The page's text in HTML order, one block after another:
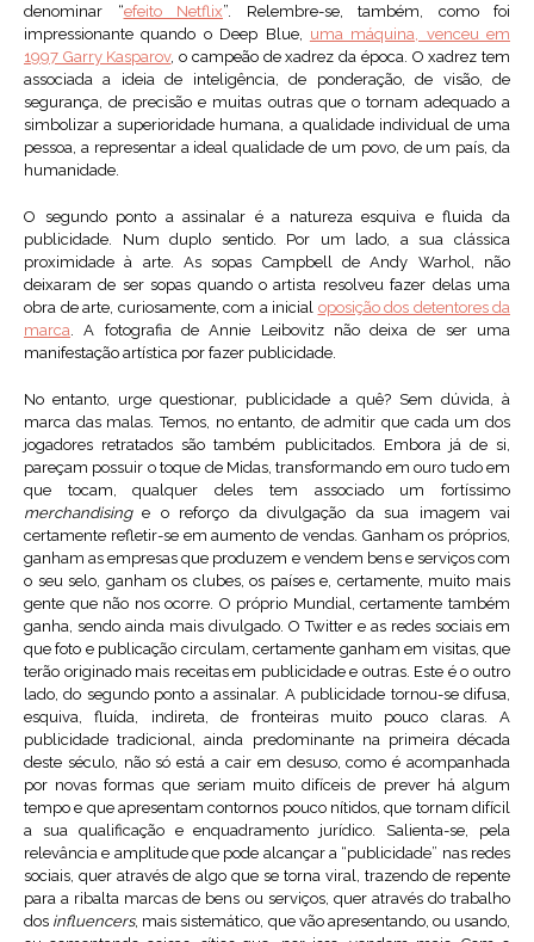
denominar “efeito Netflix”. Relembre-se, também, como foi
impressionante quando o Deep Blue, uma máquina, venceu em
1997 Garry Kasparov, o campeão de xadrez da época. O xadrez tem
associada a ideia de inteligência, de ponderação, de visão, de
segurança, de precisão e muitas outras que o tornam adequado a
simbolizar a superioridade humana, a qualidade individual de uma
pessoa, a representar a ideal qualidade de um povo, de um país, da
humanidade.
O segundo ponto a assinalar é a natureza esquiva e fluida da
publicidade. Num duplo sentido. Por um lado, a sua clássica
proximidade à arte. As sopas Campbell de Andy Warhol, não
deixaram de ser sopas quando o artista resolveu fazer delas uma
obra de arte, curiosamente, com a inicial oposição dos detentores da
marca. A fotografia de Annie Leibovitz não deixa de ser uma
manifestação artística por fazer publicidade.
No entanto, urge questionar, publicidade a quê? Sem dúvida, à
marca das malas. Temos, no entanto, de admitir que cada um dos
jogadores retratados são também publicitados. Embora já de si,
pareçam possuir o toque de Midas, transformando em ouro tudo em
que tocam, qualquer deles tem associado um fortíssimo
merchandisinge o reforço da divulgação da sua imagem vai
certamente refletir-se em aumento de vendas. Ganham os próprios,
ganham as empresas que produzem e vendem bens e serviços com
o seu selo, ganham os clubes, os países e, certamente, muito mais
gente que não nos ocorre. O próprio Mundial, certamente também
ganha, sendo ainda mais divulgado. O Twitter e as redes sociais em
que foto e publicação circulam, certamente ganham em visitas, que
terão originado mais receitas em publicidade e outras. Este é o outro
lado, do segundo ponto a assinalar. A publicidade tornou-se difusa,
esquiva, fluída, indireta, de fronteiras muito pouco claras. A
publicidade tradicional, ainda predominante na primeira década
deste século, não só está a cair em desuso, como é acompanhada
por novas formas que seriam muito difíceis de prever há algum
tempo e que apresentam contornos pouco nítidos, que tornam difícil
a sua qualificação e enquadramento jurídico. Salienta-se, pela
relevância e amplitude que pode alcançar a “publicidade” nas redes
sociais, quer através de algo que se torna viral, trazendo de repente
para a ribalta marcas de bens ou serviços, quer através do trabalho
dos influencers, mais sistemático, que vão apresentando, ou usando,